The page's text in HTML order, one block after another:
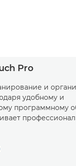
Pro
и
удобному и
программному